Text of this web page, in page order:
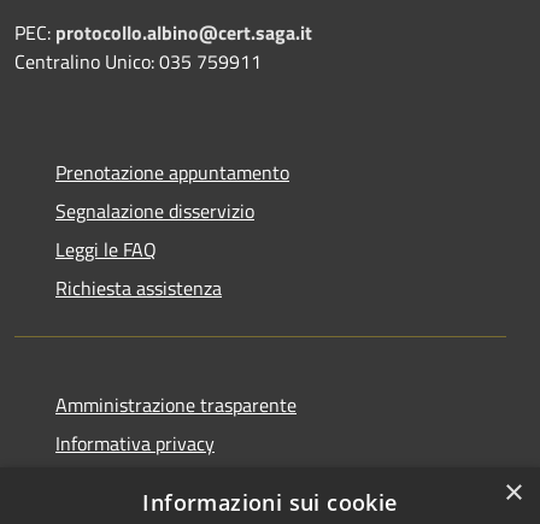
PEC: protocollo.albino@cert.saga.it
Centralino Unico: 035 759911
Prenotazione appuntamento
Segnalazione disservizio
Leggi le FAQ
Richiesta assistenza
Amministrazione trasparente
Informativa privacy
×
Informazioni sui cookie